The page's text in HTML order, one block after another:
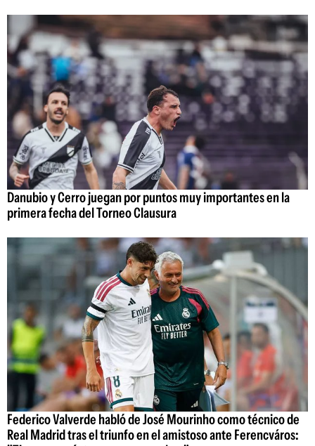
Danubio y Cerro juegan por puntos muy importantes en la
primera fecha del Torneo Clausura
Federico Valverde habló de José Mourinho como técnico de
Real Madrid tras el triunfo en el amistoso ante Ferencváros: